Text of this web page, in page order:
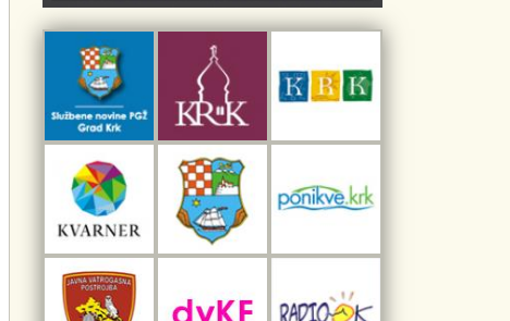
Kulturno-turistička ruta Putovima Frankopana
Dar iz Krka
Interpretacijski centar pomorske baštine